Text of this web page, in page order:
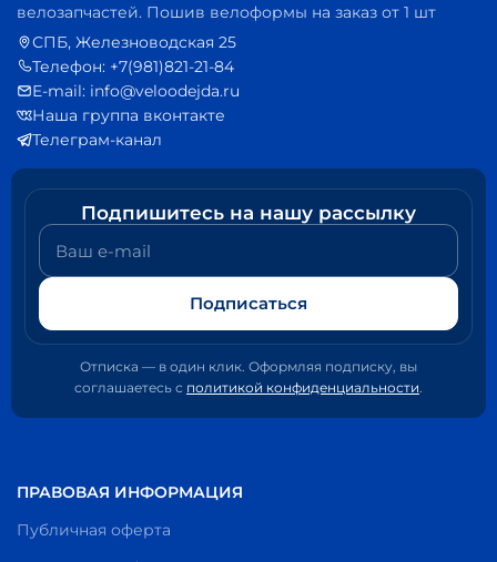
велозапчастей. Пошив велоформы на заказ от 1 шт
СПБ, Железноводская 25
Телефон: +7(981)821-21-84
E-mail: info@veloodejda.ru
Наша группа вконтакте
Телеграм-канал
Подпишитесь на нашу рассылку
Ваш e-mail
Подписаться
Отписка — в один клик. Оформляя подписку, вы
соглашаетесь с политикой конфиденциальности.
ПРАВОВАЯ ИНФОРМАЦИЯ
Публичная оферта